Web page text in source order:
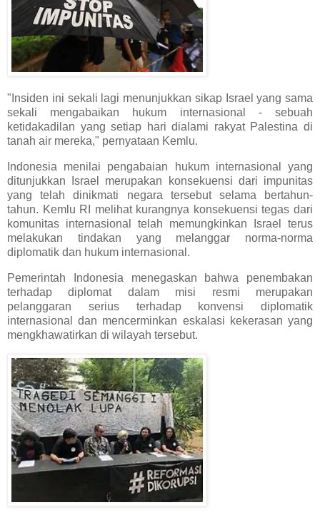
"Insiden ini sekali lagi menunjukkan sikap Israel yang sama
sekali mengabaikan hukum internasional - sebuah
ketidakadilan yang setiap hari dialami rakyat Palestina di
tanah air mereka," pernyataan Kemlu.
Indonesia menilai pengabaian hukum internasional yang
ditunjukkan Israel merupakan konsekuensi dari impunitas
yang telah dinikmati negara tersebut selama bertahun-
tahun. Kemlu RI melihat kurangnya konsekuensi tegas dari
komunitas internasional telah memungkinkan Israel terus
melakukan tindakan yang melanggar norma-norma
diplomatik dan hukum internasional.
Pemerintah Indonesia menegaskan bahwa penembakan
terhadap diplomat dalam misi resmi merupakan
pelanggaran serius terhadap konvensi diplomatik
internasional dan mencerminkan eskalasi kekerasan yang
mengkhawatirkan di wilayah tersebut.